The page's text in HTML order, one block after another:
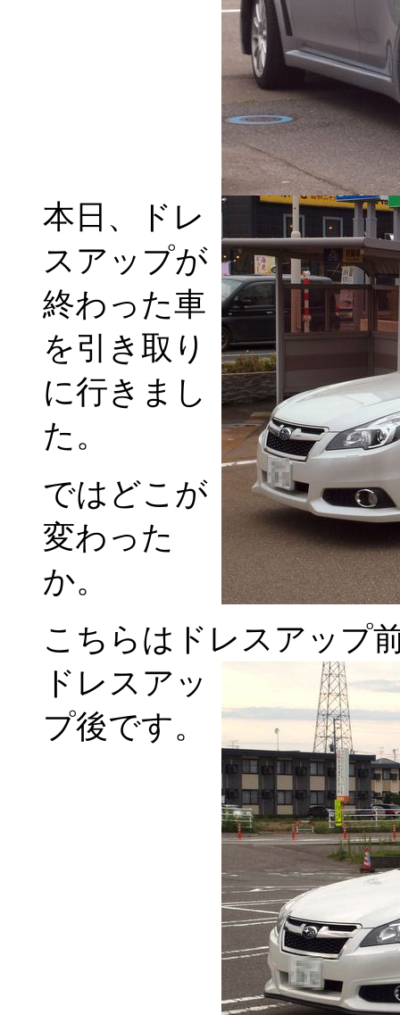
本日、ドレ
スアップが
終わった車
を引き取り
に行きまし
た。
ではどこが
変わった
か。
こちらはドレスアップ
ドレスアッ
プ後です。